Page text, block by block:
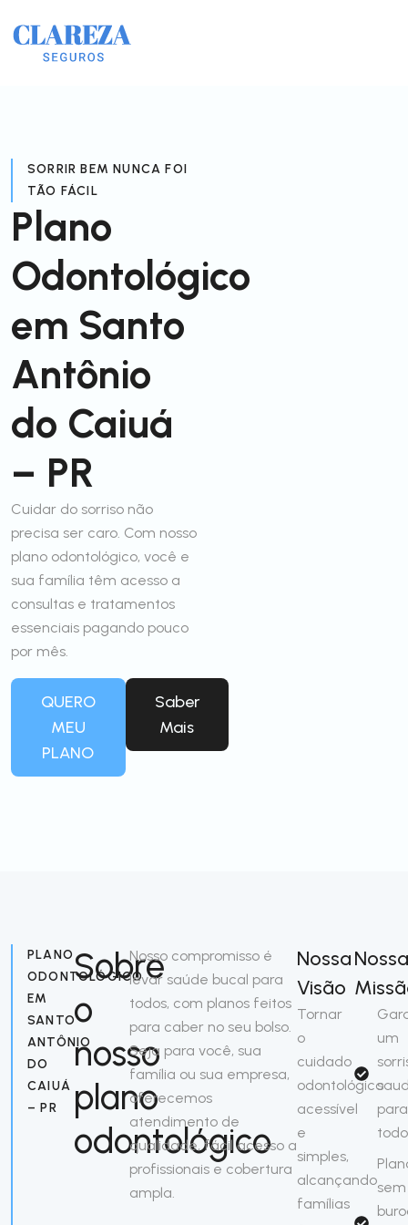
SORRIR BEM NUNCA FOI
TÃO FÁCIL
Plano
Odontológico
em Santo
Antônio
do Caiuá
– PR
Cuidar do sorriso não
precisa ser caro. Com nosso
plano odontológico, você e
sua família têm acesso a
consultas e tratamentos
essenciais pagando pouco
por mês.
QUERO
MEU
PLANO
Saber
Mais
PLANO
ODONTOLÓGICO
EM
SANTO
ANTÔNIO
DO
CAIUÁ
– PR
Sobre
o
nosso
plano
odontológico
Nosso compromisso é
levar saúde bucal para
todos, com planos feitos
para caber no seu bolso.
Seja para você, sua
família ou sua empresa,
oferecemos
atendimento de
qualidade, fácil acesso a
profissionais e cobertura
ampla.
Nossa
Visão
Tornar
o
cuidado
odontológico
acessível
e
simples,
alcançando
famílias
um
para
sem